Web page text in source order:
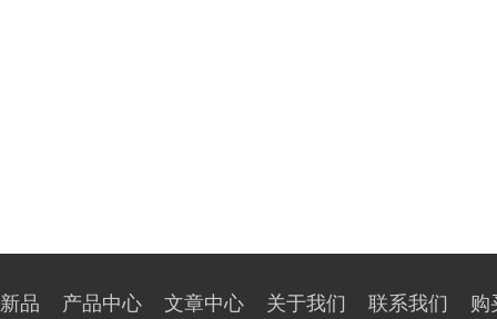
新品 产品中心 文章中心 关于我们 联系我们
购